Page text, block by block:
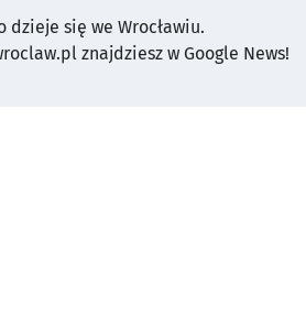
dzieje się we Wrocławiu.
znajdziesz w Google News!